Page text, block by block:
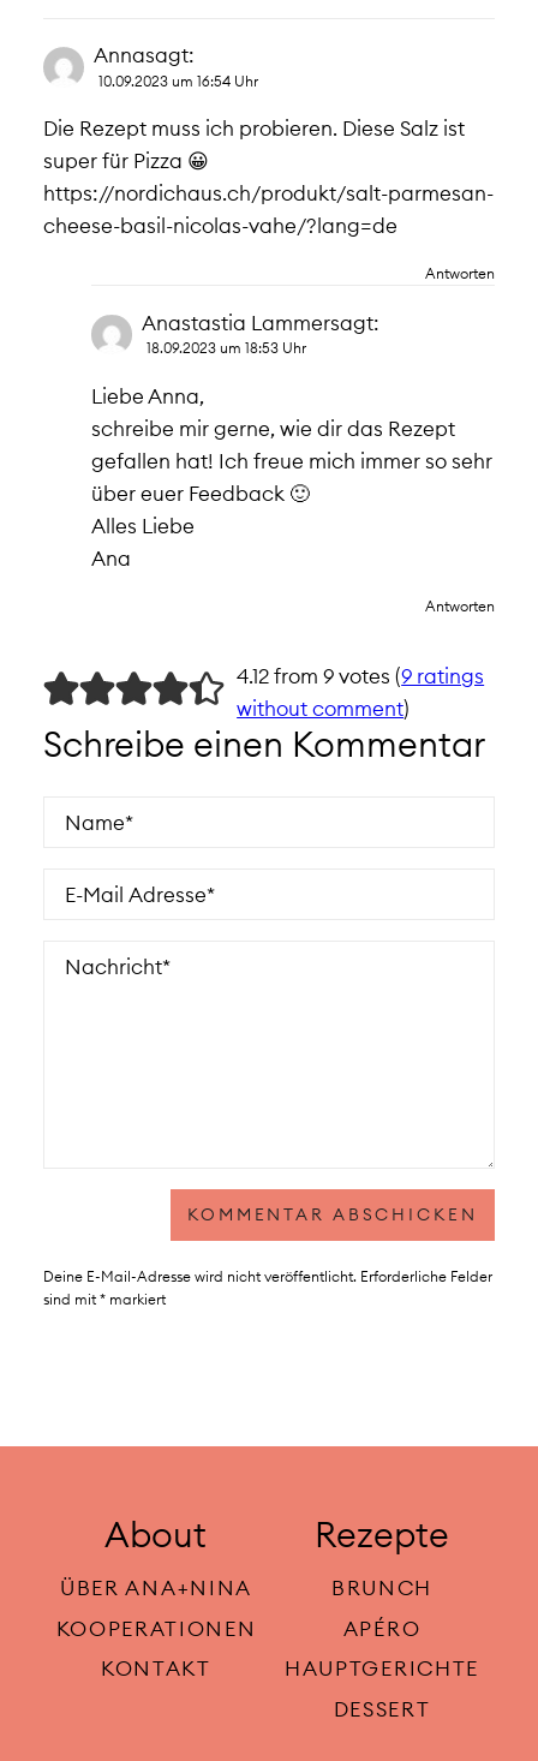
Annasagt:
10.09.2023 um 16:54 Uhr
Die Rezept muss ich probieren. Diese Salz ist
super für Pizza 😀
https://nordichaus.ch/produkt/salt-parmesan-
cheese-basil-nicolas-vahe/?lang=de
Antworten
Anastastia Lammersagt:
18.09.2023 um 18:53 Uhr
Liebe Anna,
schreibe mir gerne, wie dir das Rezept
gefallen hat! Ich freue mich immer so sehr
über euer Feedback 🙂
Alles Liebe
Ana
Antworten
4.12 from 9 votes (9 ratings
without comment)
Schreibe einen Kommentar
Deine E-Mail-Adresse wird nicht veröffentlicht. Erforderliche Felder
sind mit *markiert
About
ÜBER ANA+NINA
KOOPERATIONEN
KONTAKT
Rezepte
BRUNCH
APÉRO
HAUPTGERICHTE
DESSERT